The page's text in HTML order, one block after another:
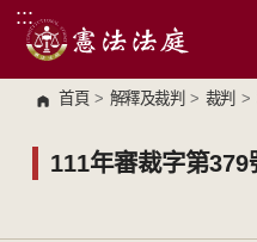
跳到主要內容區塊
:::
首頁 > 解釋及裁判 > 裁判 >
111年審裁字第379